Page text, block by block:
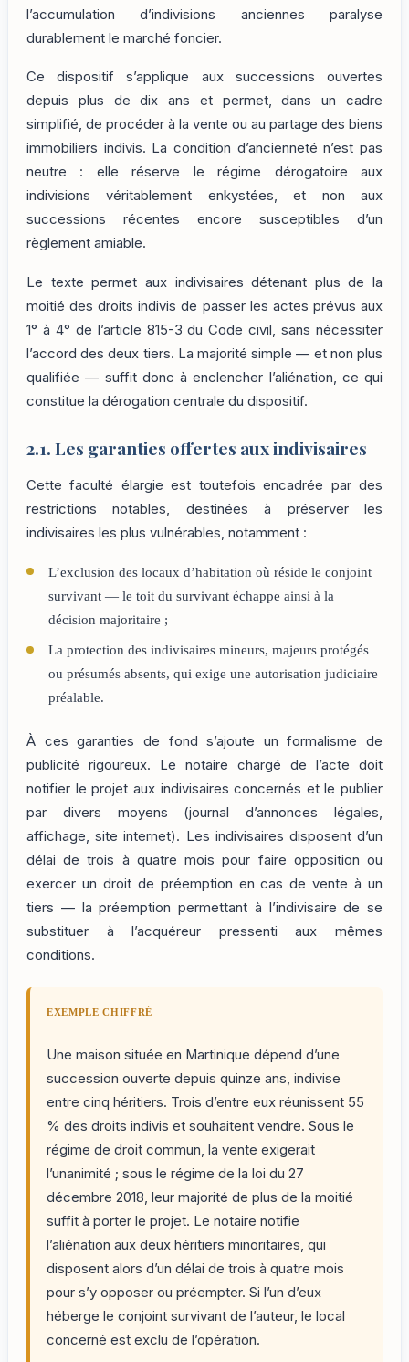
l’accumulation d’indivisions anciennes paralyse
durablement le marché foncier.
Ce dispositif s’applique aux successions ouvertes
depuis plus de dix ans et permet, dans un cadre
simplifié, de procéder à la vente ou au partage des biens
immobiliers indivis. La condition d’ancienneté n’est pas
neutre : elle réserve le régime dérogatoire aux
indivisions véritablement enkystées, et non aux
successions récentes encore susceptibles d’un
règlement amiable.
Le texte permet aux indivisaires détenant plus de la
moitié des droits indivis de passer les actes prévus aux
1° à 4° de l’article 815-3 du Code civil, sans nécessiter
l’accord des deux tiers. La majorité simple — et non plus
qualifiée — suffit donc à enclencher l’aliénation, ce qui
constitue la dérogation centrale du dispositif.
2.1. Les garanties offertes aux indivisaires
Cette faculté élargie est toutefois encadrée par des
restrictions notables, destinées à préserver les
indivisaires les plus vulnérables, notamment :
L’exclusion des locaux d’habitation où réside le conjoint
survivant — le toit du survivant échappe ainsi à la
décision majoritaire ;
La protection des indivisaires mineurs, majeurs protégés
ou présumés absents, qui exige une autorisation judiciaire
préalable.
À ces garanties de fond s’ajoute un formalisme de
publicité rigoureux. Le notaire chargé de l’acte doit
notifier le projet aux indivisaires concernés et le publier
par divers moyens (journal d’annonces légales,
affichage, site internet). Les indivisaires disposent d’un
délai de trois à quatre mois pour faire opposition ou
exercer un droit de préemption en cas de vente à un
tiers — la préemption permettant à l’indivisaire de se
substituer à l’acquéreur pressenti aux mêmes
conditions.
EXEMPLE CHIFFRÉ
Une maison située en Martinique dépend d’une
succession ouverte depuis quinze ans, indivise
entre cinq héritiers. Trois d’entre eux réunissent 55
% des droits indivis et souhaitent vendre. Sous le
régime de droit commun, la vente exigerait
l’unanimité ; sous le régime de la loi du 27
décembre 2018, leur majorité de plus de la moitié
suffit à porter le projet. Le notaire notifie
l’aliénation aux deux héritiers minoritaires, qui
disposent alors d’un délai de trois à quatre mois
pour s’y opposer ou préempter. Si l’un d’eux
héberge le conjoint survivant de l’auteur, le local
concerné est exclu de l’opération.